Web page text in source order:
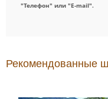
"Телефон" или "E-mail".
Рекомендованные